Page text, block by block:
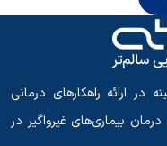
در ارائه راهکارهای درمانی
درمان بیماری‌های غیرواگیر در